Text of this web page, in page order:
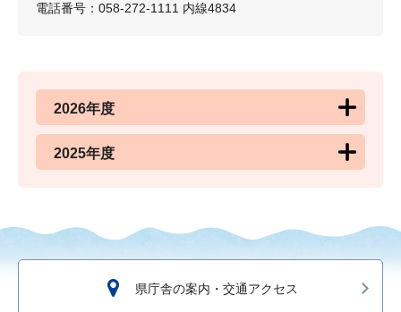
電話番号：058-272-1111 内線4834
2026年度
2025年度
県庁舎の案内・交通アクセス